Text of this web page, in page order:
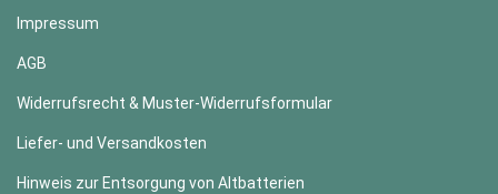
Impressum
AGB
Widerrufsrecht & Muster-Widerrufsformular
Liefer- und Versandkosten
Hinweis zur Entsorgung von Altbatterien